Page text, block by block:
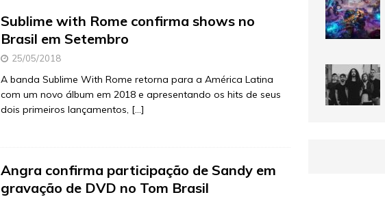
Sublime with Rome confirma shows no
Brasil em Setembro
25/05/2018
A banda Sublime With Rome retorna para a América Latina
com um novo álbum em 2018 e apresentando os hits de seus
dois primeiros lançamentos, […]
Angra confirma participação de Sandy em
gravação de DVD no Tom Brasil